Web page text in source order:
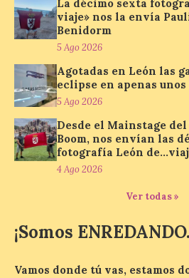
Un viaje a la
el Museo del Prado
propone un recorrido
obras de su Colección
inspiración clásica
6 Ago 2026
Al hilo del estreno
Nolan. La pieza de
obras relacionadas
Antigüedad clásica, la mitología
La décimo sexta
viaje» nos la envía
Benidorm
5 Ago 2026
Agotadas en León las
eclipse en apenas
5 Ago 2026
Desde el Mainstage
Boom, nos envían las
fotografía León
4 Ago 2026
Ver todas »
¡Somos
Vamos donde tú vas, estamos